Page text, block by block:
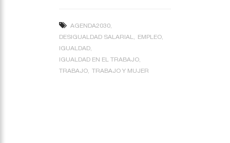
AGENDA2030
DESIGUALDAD SALARIAL
EMPLEO
IGUALDAD
IGUALDAD EN EL TRABAJO
TRABAJO TRABAJO Y MUJER